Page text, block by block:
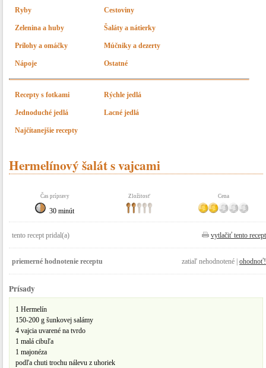
Ryby Cestoviny
Zelenina a huby Šaláty a nátierky
Prílohy a omáčky Múčniky a dezerty
Nápoje Ostatné
Recepty s fotkami Rýchle jedlá
Jednoduché jedlá Lacné jedlá
Najčítanejšie recepty
Hermelínový šalát s vajcami
Čas prípravy Zložitosť Cena
30 minút
tento recept pridal(a) vytlačiť tento recept
priemerné hodnotenie receptu zatiaľ nehodnotené | ohodnoť!
Prísady
1 Hermelín
150-200 g šunkovej salámy
4 vajcia uvarené na tvrdo
1 malá cibuľa
1 majonéza
podľa chuti trochu nálevu z uhoriek